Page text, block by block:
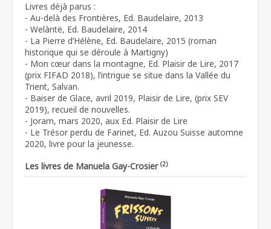
Livres déjà parus :
- Au-delà des Frontières, Ed. Baudelaire, 2013
- Welàntë, Ed. Baudelaire, 2014
- La Pierre d’Hélène, Ed. Baudelaire, 2015 (roman
historique qui se déroule à Martigny)
- Mon cœur dans la montagne, Ed. Plaisir de Lire, 2017
(prix FIFAD 2018), l’intrigue se situe dans la Vallée du
Trient, Salvan.
- Baiser de Glace, avril 2019, Plaisir de Lire, (prix SEV
2019), recueil de nouvelles.
- Joram, mars 2020, aux Ed. Plaisir de Lire
- Le Trésor perdu de Farinet, Ed. Auzou Suisse automne
2020, livre pour la jeunesse.
Les livres de Manuela Gay-Crosier (2)